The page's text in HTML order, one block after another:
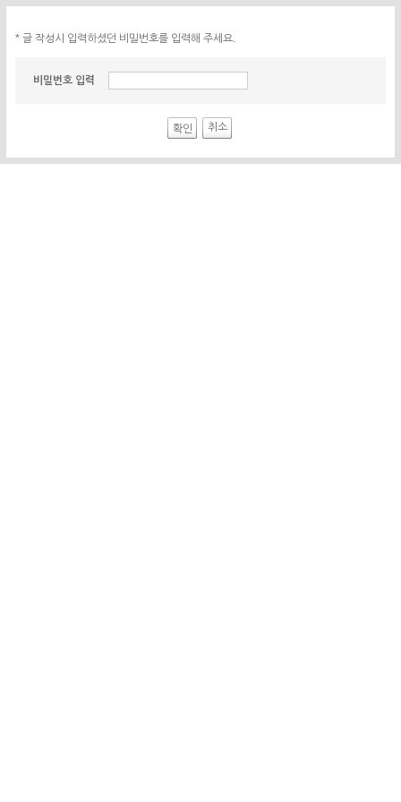
* 글 작성시 입력하셨던 비밀번호를 입력해 주세요.
비밀번호 입력
확인 취소